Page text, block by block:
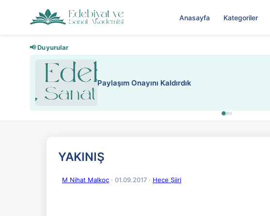
Anasayfa Kategoriler
📢 Duyurular
Nadir içeriklere kısıtlama ve kredi sistemi getirildi
YAKINIŞ
M Nihat Malkoç · 01.09.2017 · Hece Şiiri